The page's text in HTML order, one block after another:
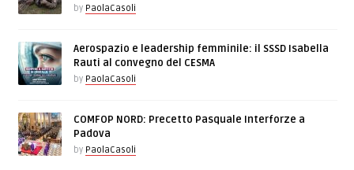
by PaolaCasoli
Aerospazio e leadership femminile: il SSSD Isabella
Rauti al convegno del CESMA
by PaolaCasoli
COMFOP NORD: Precetto Pasquale Interforze a
Padova
by PaolaCasoli